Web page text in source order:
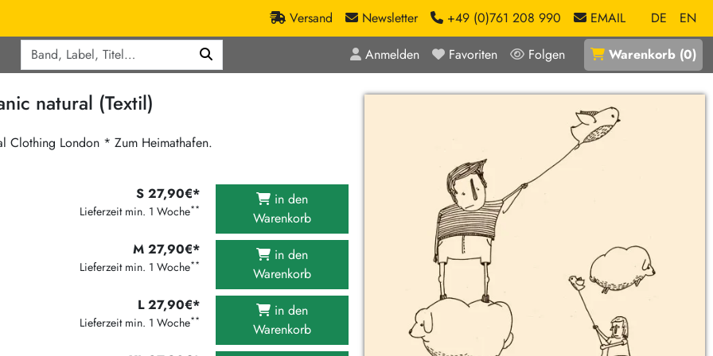
Versand Newsletter +49 (0)761 208 990 EMAIL DE
EN
/ Ambient
/ Exotica / Jazz
Aktionen
Staatsakt-Aktion
Crazysane Günstiger
Tapete Records günstiger
Sunny Sunny Bastards Summer 26
Warner Rockerwochen
Universal Vinyl Günstig
International Anthem Sommer 2026
BMG Aktion
Music on Vinyl-Aktion
Anmelden Favoriten Folgen Warenkorb (0)
natural (Textil)
Clothing London * Zum Heimathafen.
S 27,90€*
Lieferzeit min. 1 Woche**
in den
Warenkorb
M 27,90€*
Lieferzeit min. 1 Woche**
in den
Warenkorb
L 27,90€*
Lieferzeit min. 1 Woche**
in den
Warenkorb